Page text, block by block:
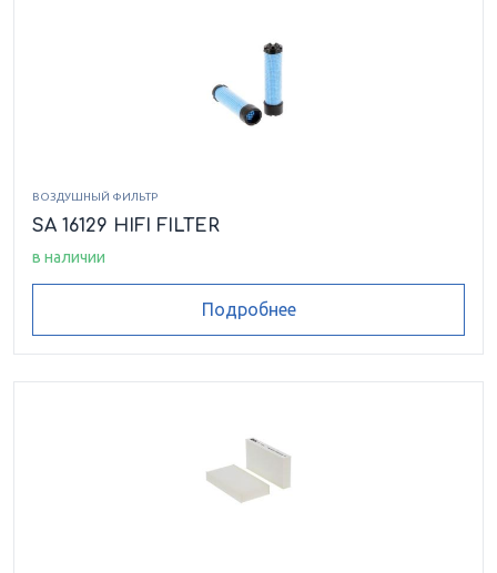
ВОЗДУШНЫЙ ФИЛЬТР
SA 16129 HIFI FILTER
в наличии
Подробнее